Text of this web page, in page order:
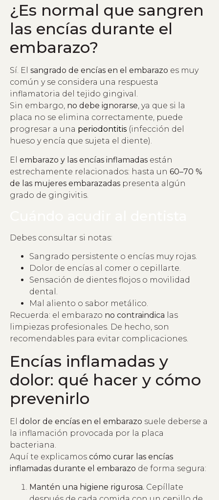
¿Es normal que sangren
las encías durante el
embarazo?
Sí. El sangrado de encías en el embarazo es muy
común y se considera una respuesta
inflamatoria del tejido gingival.
Sin embargo, no debe ignorarse, ya que si la
placa no se elimina correctamente, puede
progresar a una periodontitis (infección del
hueso y encía que sujeta el diente).
El embarazo y las encías inflamadas están
estrechamente relacionados: hasta un 60–70 %
de las mujeres embarazadas presenta algún
grado de gingivitis.
Debes consultar si notas:
Sangrado persistente o encías muy rojas.
Dolor de encías al comer o cepillarte.
Sensación de dientes flojos o movilidad
dental.
Mal aliento o sabor metálico.
Recuerda: el embarazo no contraindica las
limpiezas profesionales. De hecho, son
recomendables para evitar complicaciones.
Encías inflamadas y
dolor: qué hacer y cómo
prevenirlo
El dolor de encías en el embarazo suele deberse a
la inflamación provocada por la placa
bacteriana.
Aquí te explicamos cómo curar las encías
inflamadas durante el embarazo de forma segura:
Mantén una higiene rigurosa. Cepíllate